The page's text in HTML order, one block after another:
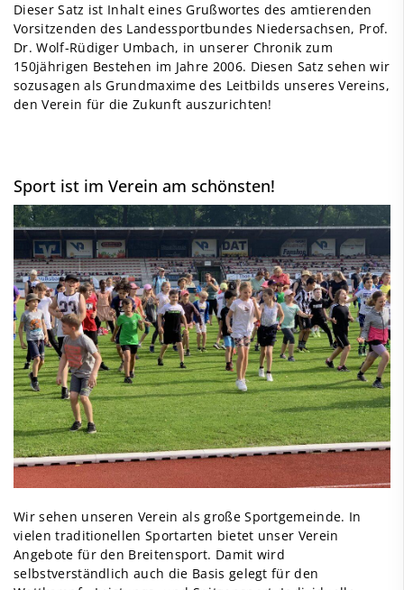
Dieser Satz ist Inhalt eines Grußwortes des amtierenden
Vorsitzenden des Landessportbundes Niedersachsen, Prof.
Dr. Wolf-Rüdiger Umbach, in unserer Chronik zum
150jährigen Bestehen im Jahre 2006. Diesen Satz sehen wir
sozusagen als Grundmaxime des Leitbilds unseres Vereins,
den Verein für die Zukunft auszurichten!
Sport ist im Verein am schönsten!
Wir sehen unseren Verein als große Sportgemeinde. In
vielen traditionellen Sportarten bietet unser Verein
Angebote für den Breitensport. Damit wird
selbstverständlich auch die Basis gelegt für den